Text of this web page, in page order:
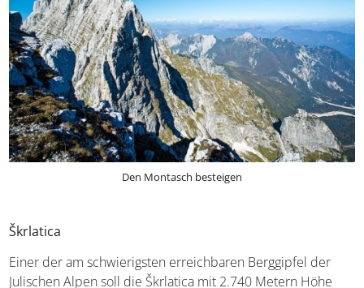
Den Montasch besteigen
Škrlatica
Einer der am schwierigsten erreichbaren Berggipfel der
Julischen Alpen soll die Škrlatica mit 2.740 Metern Höhe